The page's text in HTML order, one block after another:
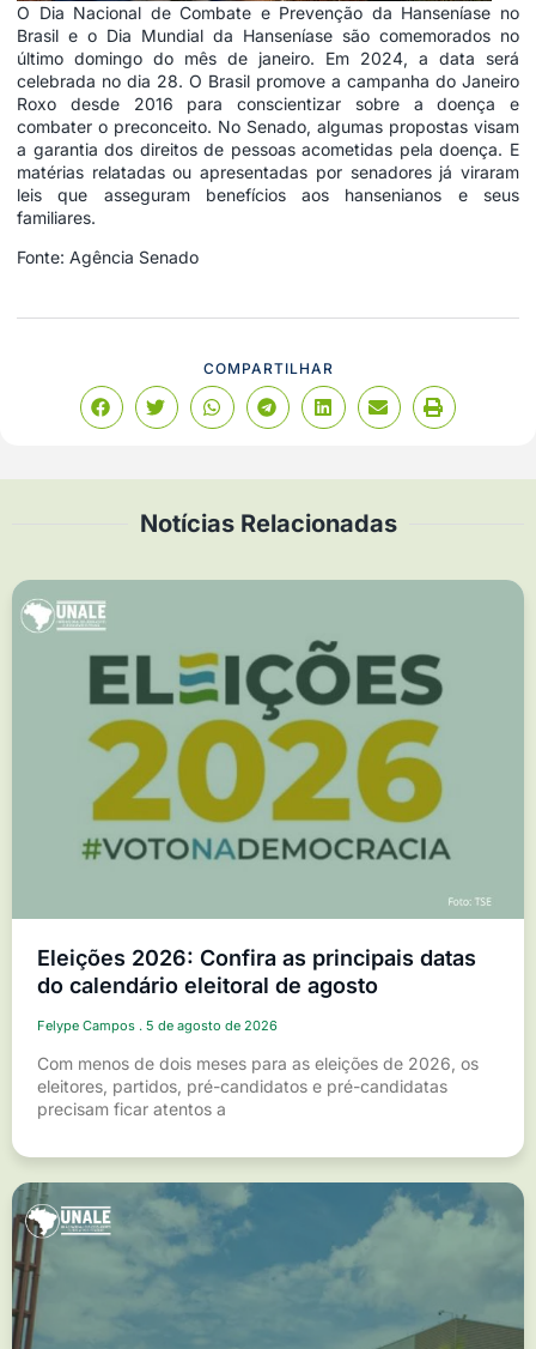
O Dia Nacional de Combate e Prevenção da Hanseníase no
Brasil e o Dia Mundial da Hanseníase são comemorados no
último domingo do mês de janeiro. Em 2024, a data será
celebrada no dia 28. O Brasil promove a campanha do Janeiro
Roxo desde 2016 para conscientizar sobre a doença e
combater o preconceito. No Senado, algumas propostas visam
a garantia dos direitos de pessoas acometidas pela doença. E
matérias relatadas ou apresentadas por senadores já viraram
leis que asseguram benefícios aos hansenianos e seus
familiares.
Fonte: Agência Senado
COMPARTILHAR
Notícias Relacionadas
Eleições 2026: Confira as principais datas
do calendário eleitoral de agosto
Felype Campos 5 de agosto de 2026
Com menos de dois meses para as eleições de 2026, os
eleitores, partidos, pré-candidatos e pré-candidatas
precisam ficar atentos a